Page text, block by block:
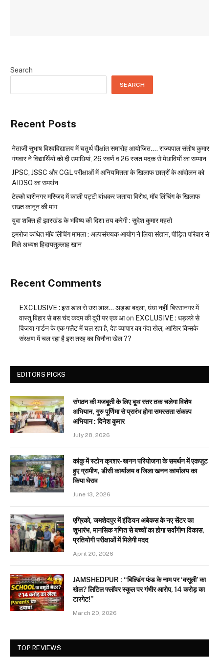
Search
SEARCH
Recent Posts
नेताजी सुभाष विश्वविद्यालय में चतुर्थ दीक्षांत समारोह आयोजित…. राज्यपाल संतोष कुमार
गंगवार ने विद्यार्थियों को दी उपाधियां, 26 स्वर्ण व 26 रजत पदक से मेधावियों का सम्मान
JPSC, JSSC और CGL परीक्षाओं में अनियमितता के खिलाफ छात्रों के आंदोलन को
AIDSO का समर्थन
टेल्को बारीनगर मस्जिद में काली पट्टी बांधकर जताया विरोध, मॉब लिंचिंग के खिलाफ
सख्त कानून की मांग
युवा शक्ति ही झारखंड के भविष्य की दिशा तय करेगी : सुदेश कुमार महतो
इमरोज कथित मॉब लिंचिंग मामला : अल्पसंख्यक आयोग ने लिया संज्ञान, पीड़ित परिवार से
मिले अध्यक्ष हिदायतुल्लाह खान
Recent Comments
EXCLUSIVE : इस डाल से उस डाल… अड्डा बदला, धंधा नहीं! बिरसानगर में
वास्तु बिहार से बस चंद कदम की दूरी पर एक आon EXCLUSIVE : धड़ल्ले से
विजया गार्डन के एक फ्लैट में चल रहा है, देह व्यापार का गंदा खेल, आखिर किसके
संरक्षण में चल रहा है इस तरह का घिनौना खेल ??
EDITORS PICKS
संगठन की मजबूती के लिए बूथ स्तर तक चलेगा विशेष
अभियान, गुरु पूर्णिमा से प्रारंभ होगा समरसता संकल्प
अभियान : दिनेश कुमार
July 28, 2026
कांकु में स्टोन क्रशर-खनन परियोजना के समर्थन में एकजुट
हुए ग्रामीण, डीसी कार्यालय व जिला खनन कार्यालय का
किया घेराव
June 13, 2026
एग्रिको, जमशेदपुर में इंडियन अबेकस के नए सेंटर का
शुभारंभ, मानसिक गणित से बच्चों का होगा सर्वांगीण विकास,
प्रतियोगी परीक्षाओं में मिलेगी मदद
April 20, 2026
JAMSHEDPUR : “बिल्डिंग फंड के नाम पर ‘वसूली’ का
खेल? लिटिल फ्लॉवर स्कूल पर गंभीर आरोप, 14 करोड़ का
टारगेट!”
March 20, 2026
TOP REVIEWS